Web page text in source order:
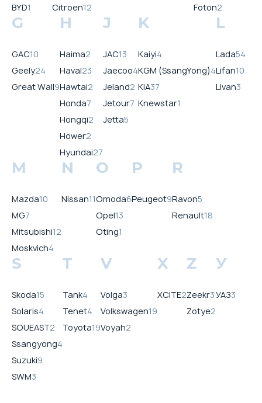
BYD1
Citroen12
Foton2
G
GAC10
Geely24
Great Wall9
H
Haima2
Haval23
Hawtai2
Honda7
Hongqi2
Hower2
Hyundai27
J
JAC13
Jaecoo4
Jeland2
Jetour7
Jetta5
K
Kaiyi4
KGM (SsangYong)4
KIA37
Knewstar1
L
Lada54
Lifan10
Livan3
M
Mazda10
MG7
Mitsubishi12
Moskvich4
N
Nissan11
O
Omoda6
Opel13
Oting1
P
Peugeot9
R
Ravon5
Renault18
S
Skoda15
Solaris4
SOUEAST2
Ssangyong4
Suzuki9
SWM3
T
Tank4
Tenet4
Toyota19
V
Volga3
Volkswagen19
Voyah2
X
XCITE2
Z
Zeekr3
Zotye2
У
УАЗ3